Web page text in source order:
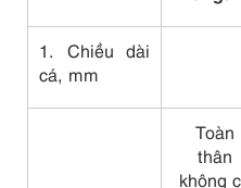
1. Chiều dài
cá, mm
Toàn
thân
không